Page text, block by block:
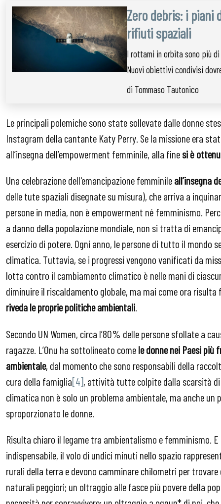
Zero debris: i piani
rifiuti spaziali
I rottami in orbita sono più
Nuovi obiettivi condivisi
di Tommaso Tautonico
Le principali polemiche sono state sollevate dalle donne
Instagram della cantante Katy Perry. Se la missione era
all’insegna dell’empowerment femminile, alla finesi è
Una celebrazione dell'emancipazione femminileall’insegna
delle tute spaziali disegnate su misura), che arriva a
persone in media, non è empowerment né femminismo.
a danno della popolazione mondiale, non si tratta di
esercizio di potere. Ogni anno, le persone di tutto il mondo
climatica. Tuttavia, se i progressi vengono vanificati da
lotta contro il cambiamento climatico è nelle mani di
diminuire il riscaldamento globale, ma mai come ora
riveda le proprie politiche ambientali.
Secondo UN Women, circa l’80% delle persone sfollate a
ragazze. L’Onu ha sottolineato comele donne nei Paesi
ambientale, dal momento che sono responsabili della
cura della famiglia[4], attività tutte colpite dalla scarsità di
climatica non è solo un problema ambientale, ma anche un
sproporzionato le donne.
Risulta chiaro il legame tra ambientalismo e femminismo.
indispensabile, il volo di undici minuti nello spazio
rurali della terra e devono camminare chilometri per
naturali peggiori; un oltraggio alle fasce più povere della